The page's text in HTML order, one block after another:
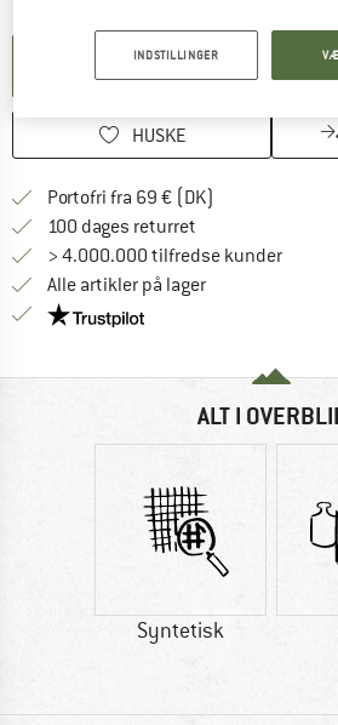
OPRET
HUSKE
Portofri fra 69 € (DK)
100 dages returret
> 4.000.000 tilfredse kunder
Alle artikler på lager
Vi er Trustpilot-
ALT I
Syntetisk
INDSTILLINGER